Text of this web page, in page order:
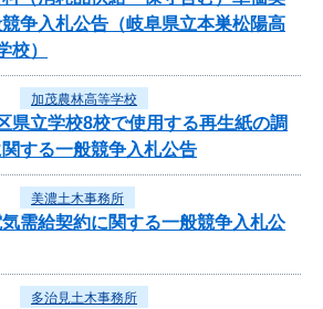
争入札公告（岐阜県立本巣松陽高
校）
加茂農林高等学校
県立学校8校で使用する再生紙の調
する一般競争入札公告
美濃土木事務所
需給契約に関する一般競争入札公
多治見土木事務所